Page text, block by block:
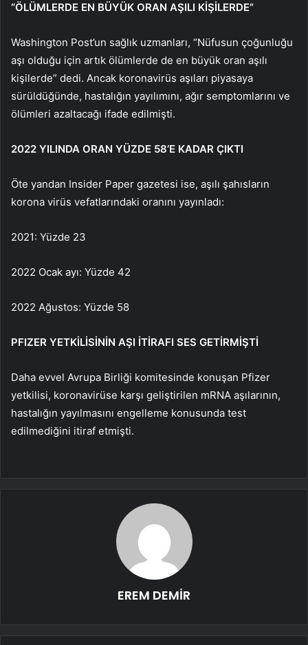
“ÖLÜMLERDE EN BÜYÜK ORAN AŞILI KİŞİLERDE”
Washington Post’un sağlık uzmanları, “Nüfusun çoğunluğu
aşı olduğu için artık ölümlerde de en büyük oran aşılı
kişilerde” dedi. Ancak koronavirüs aşıları piyasaya
sürüldüğünde, hastalığın yayılımını, ağır semptomlarını ve
ölümleri azaltacağı ifade edilmişti.
2022 YILINDA ORAN YÜZDE 58’E KADAR ÇIKTI
Öte yandan Insider Paper gazetesi ise, aşılı şahısların
korona virüs vefatlarındaki oranını yayınladı:
2021: Yüzde 23
2022 Ocak ayı: Yüzde 42
2022 Ağustos: Yüzde 58
PFIZER YETKİLİSİNİN AŞI İTİRAFI SES GETİRMİŞTİ
Daha evvel Avrupa Birliği komitesinde konuşan Pfizer
yetkilisi, koronavirüse karşı geliştirilen mRNA aşılarının,
hastalığın yayılmasını engelleme konusunda test
edilmediğini itiraf etmişti.
EREM DEMİR